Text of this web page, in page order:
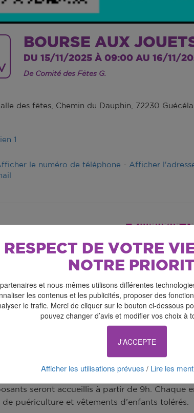
RESPECT DE VOTRE
NOTRE
et nous-mêmes utilisons différentes
les contenus et les publicités, proposer des
le trafic. Merci de cliquer sur le bouton ci-dessous
pouvez changer d’avis et modifier vos choix à
J'ACCEPTE
Afficher les utilisations prévues / Lire les
BOURSE AUX
DU 15/11/2025 À 09:00 AU 16/11/
De Comité des Fêtes G.
des fêtes, Chemin du Dauphin, 72230
1
le numéro de téléphone - Afficher
15 et dimanche 16 novembre 2025 : la Bourse
des Fêtes organise sa seconde bourse aux
au public à partir de 10h00 et jusqu’à 17h00.
seront accueillis à partir de 9h. Chaque
puériculture et vêtements d’enfants tolérés.